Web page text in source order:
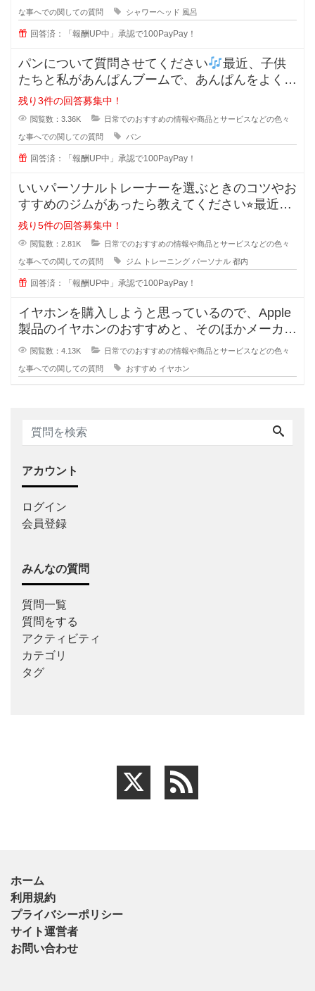
な事へでの関しての質問 シャワーヘッド 風呂
回答済：「報酬UP中」承認で100PayPay！
パンについて質問させてください
最近、子供
たちと私があんぱんブームで、あんぱんをよく購
入するようになった
残り3件の回答募集中！
閲覧数：3.36K 日常でのおすすめの情報や商品とサービスなどの色々
な事へでの関しての質問 パン
回答済：「報酬UP中」承認で100PayPay！
いいパーソナルトレーナーを選ぶときのコツやお
すすめのジムがあったら教えてください⭐︎最近は
ダイエットやボデ
残り5件の回答募集中！
閲覧数：2.81K 日常でのおすすめの情報や商品とサービスなどの色々
な事へでの関しての質問 ジム トレーニング パーソナル 都内
回答済：「報酬UP中」承認で100PayPay！
イヤホンを購入しようと思っているので、Apple
製品のイヤホンのおすすめと、そのほかメーカー
のおすすめがあればきいてみた
閲覧数：4.13K 日常でのおすすめの情報や商品とサービスなどの色々
な事へでの関しての質問 おすすめ イヤホン
アカウント
ログイン
会員登録
みんなの質問
質問一覧
質問をする
アクティビティ
カテゴリ
タグ
ホーム
利用規約
プライバシーポリシー
サイト運営者
お問い合わせ